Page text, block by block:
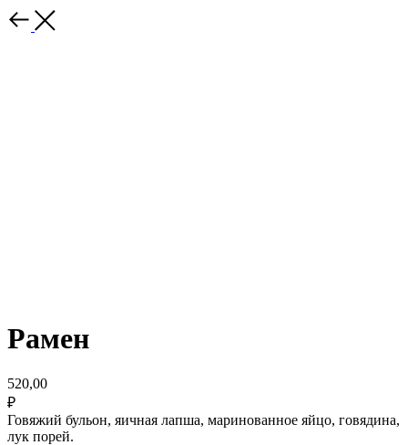
Рамен
520,00
₽
Говяжий бульон, яичная лапша, маринованное яйцо, говядина,
лук порей.